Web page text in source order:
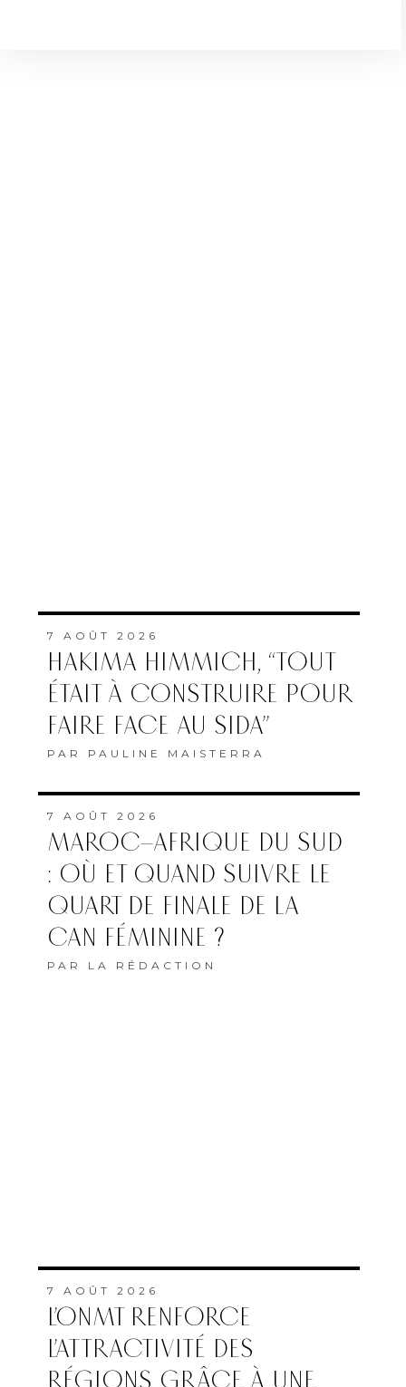
7 AOÛT 2026
HAKIMA HIMMICH, “TOUT
ÉTAIT À CONSTRUIRE POUR
FAIRE FACE AU SIDA”
PAR PAULINE MAISTERRA
7 AOÛT 2026
MAROC–AFRIQUE DU SUD
: OÙ ET QUAND SUIVRE LE
QUART DE FINALE DE LA
CAN FÉMININE ?
PAR LA RÉDACTION
7 AOÛT 2026
L’ONMT RENFORCE
L’ATTRACTIVITÉ DES
RÉGIONS GRÂCE À UNE